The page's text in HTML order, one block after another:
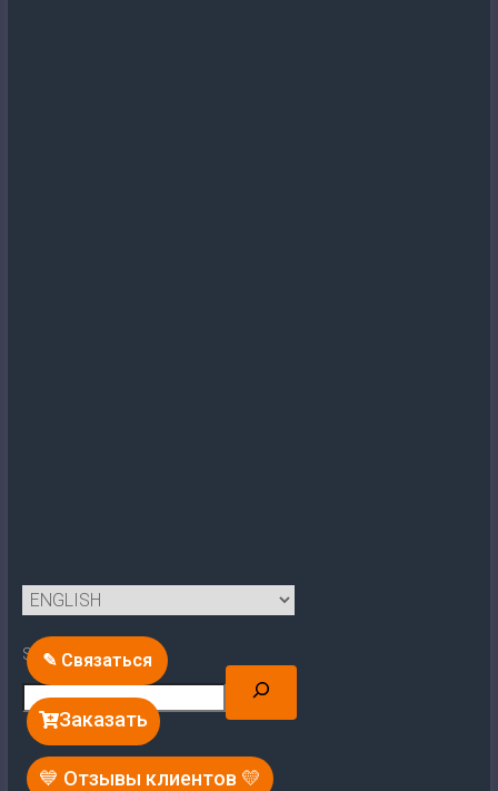
✎ Связаться
Заказать
💙 Отзывы клиентов 💛
Search